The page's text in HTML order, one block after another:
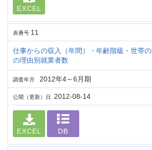
EXCEL
表番号 11
仕事からの収入（年間）・年齢階級・世帯
の理由別就業者数
調査年月 2012年4～6月期
公開（更新）日 2012-08-14
EXCEL DB